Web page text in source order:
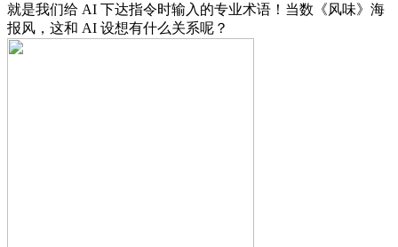
就是我们给 AI 下达指令时输入的专业术语！当数《风味》海
报风，这和 AI 设想有什么关系呢？